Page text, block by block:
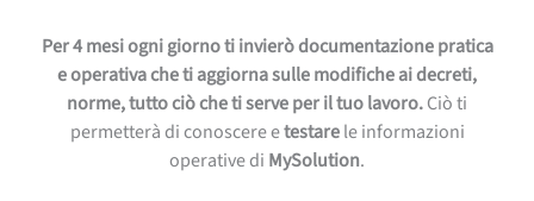
Per 4 mesi ogni giorno ti invierò documentazione pratica
e operativa che ti aggiorna sulle modifiche ai decreti,
norme, tutto ciò che ti serve per il tuo lavoro.Ciò ti
permetterà di conoscere etestarele informazioni
operative di MySolution.